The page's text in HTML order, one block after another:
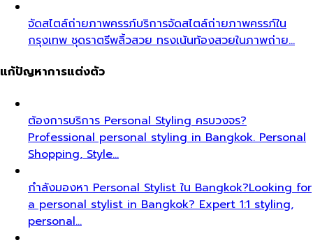
จัดสไตล์ถ่ายภาพครรภ์บริการจัดสไตล์ถ่ายภาพครรภ์ใน
กรุงเทพ ชุดราตรีพลิ้วสวย ทรงเน้นท้องสวยในภาพถ่าย…
แก้ปัญหาการแต่งตัว
ต้องการบริการ Personal Styling ครบวงจร?
Professional personal styling in Bangkok. Personal
Shopping, Style…
กำลังมองหา Personal Stylist ใน Bangkok?Looking for
a personal stylist in Bangkok? Expert 1:1 styling,
personal…